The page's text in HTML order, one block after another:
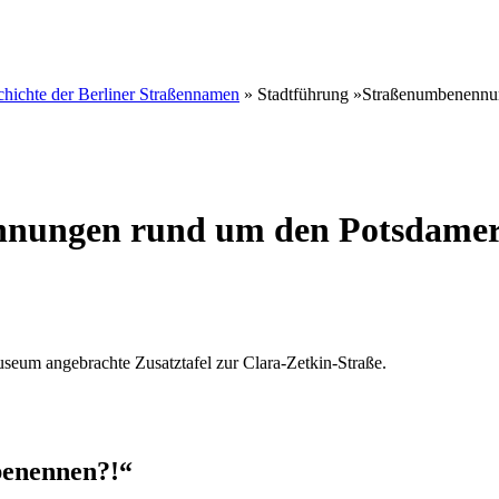
der Berliner Straßennamen » Stadtführung
rund um den